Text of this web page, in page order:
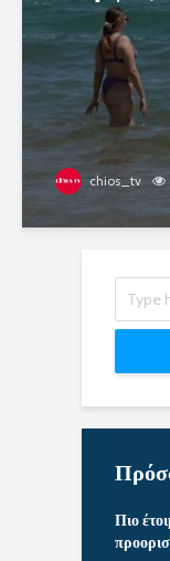
chios_tv
Πιο